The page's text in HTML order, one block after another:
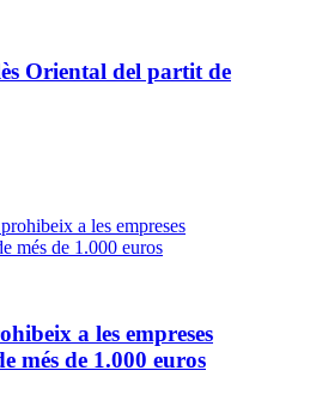
Oriental del partit de
a les empreses
més de 1.000 euros